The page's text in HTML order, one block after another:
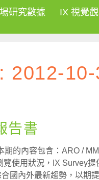
研究數據 IX 視覺
2012-10-
告書
的內容包含：ARO /
使用狀況，IX Survey
國內外最新趨勢，以期